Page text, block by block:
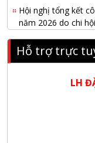
Hội nghị tổng kết
năm 2026 do chi
NANIBI khai
phát triển bền vững
Tập đoàn Công
Hỗ trợ trực
LH